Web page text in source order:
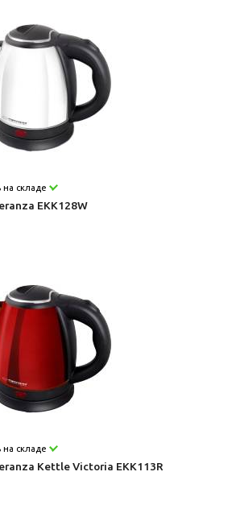
на складе
EKK128W
на складе
Kettle Victoria EKK113R